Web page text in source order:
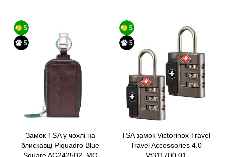
Замок TSA у чохлі на
блискавці Piquadro Blue
TSA замок Victorinox Travel
Travel Accessories 4.0